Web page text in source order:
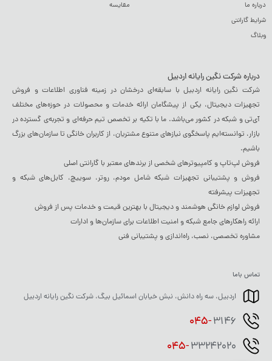
درباره ما
شرایط گارانتی
وبلاگ
مقایسه
درباره شرکت نگین رایانه اردبیل
شرکت نگین رایانه اردبیل با سابقه‌ای درخشان در زمینه فناوری اطلاعات و فروش
تجهیزات دیجیتال، یکی از پیشگامان ارائه خدمات و محصولات در حوزه‌های مختلف
آی‌تی و شبکه در کشور می‌باشد. ما با تکیه بر تخصص تیم حرفه‌ای و تجربه‌ی گسترده در
بازار، توانسته‌ایم پاسخگوی نیازهای متنوع مشتریان، از کاربران خانگی تا سازمان‌های بزرگ
باشیم.
فروش لپ‌تاپ و کامپیوترهای شخصی از برندهای معتبر با گارانتی اصلی
فروش و پشتیبانی تجهیزات شبکه شامل مودم، روتر، سوییچ، کابل‌های شبکه و
تجهیزات پیشرفته
فروش لوازم خانگی هوشمند و دیجیتال با بهترین قیمت و خدمات پس از فروش
ارائه راهکارهای جامع شبکه و امنیت اطلاعات برای سازمان‌ها و ادارات
مشاوره تخصصی، نصب، راه‌اندازی و پشتیبانی فنی
تماس باما
اردبیل، سه راه دانش، نبش خیابان اسمائیل بیگ، شرکت نگین رایانه اردبیل
045-3146
045-33242020